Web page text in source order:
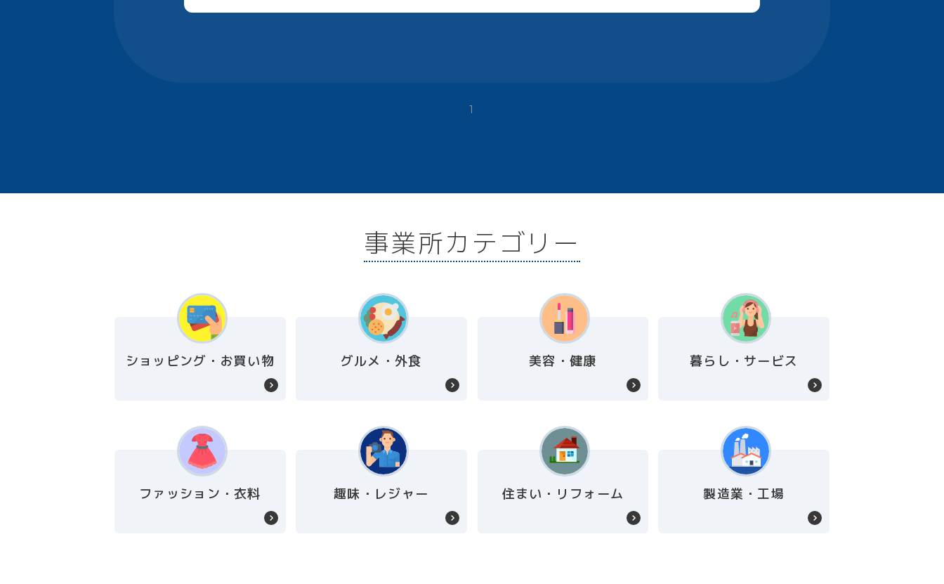
1
事業所カテゴリー
ショッピング・お買い物 グルメ・外食 美容・健康 暮らし・サービス
ファッション・衣料 趣味・レジャー 住まい・リフォーム 製造業・工場